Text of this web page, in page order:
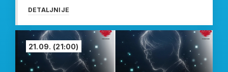
DETALJNIJE
21.09. (21:00)